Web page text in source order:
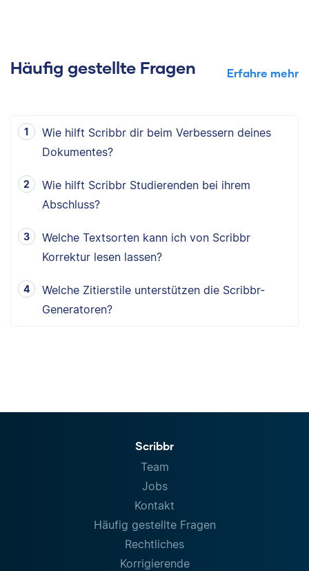
Häufig gestellte Fragen Erfahre mehr
Wie hilft Scribbr dir beim Verbessern deines
Dokumentes?
Wie hilft Scribbr Studierenden bei ihrem
Abschluss?
Welche Textsorten kann ich von Scribbr
Korrektur lesen lassen?
Welche Zitierstile unterstützen die Scribbr-
Generatoren?
Scribbr
Team
Jobs
Kontakt
Häufig gestellte Fragen
Rechtliches
Korrigierende